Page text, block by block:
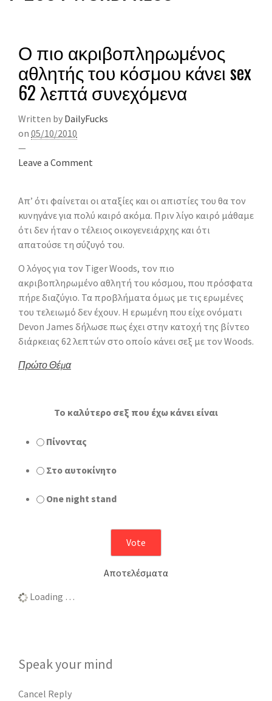
Ο πιο ακριβοπληρωμένος
αθλητής του κόσμου κάνει sex
62 λεπτά συνεχόμενα
Written by DailyFucks
on 05/10/2010
—
Leave a Comment
Απ’ ότι φαίνεται οι αταξίες και οι απιστίες του θα τον
κυνηγάνε για πολύ καιρό ακόμα. Πριν λίγο καιρό μάθαμε
ότι δεν ήταν ο τέλειος οικογενειάρχης και ότι
απατούσε τη σύζυγό του.
Ο λόγος για τον Tiger Woods, τον πιο
ακριβοπληρωμένο αθλητή του κόσμου, που πρόσφατα
πήρε διαζύγιο. Τα προβλήματα όμως με τις ερωμένες
του τελειωμό δεν έχουν. Η ερωμένη που είχε ονόματι
Devon James δήλωσε πως έχει στην κατοχή της βίντεο
διάρκειας 62 λεπτών στο οποίο κάνει σεξ με τον Woods.
Πρώτο Θέμα
To καλύτερο σεξ που έχω κάνει είναι
Πίνοντας
Στο αυτοκίνητο
One night stand
Αποτελέσματα
Loading …
Speak your mind
Cancel Reply